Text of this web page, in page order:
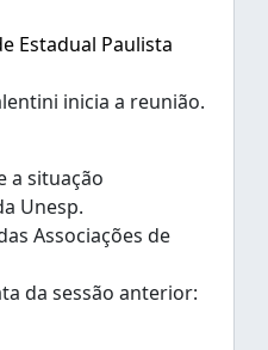
Estadual Paulista
inicia a reunião.
a situação
Unesp.
Associações de
da sessão anterior: